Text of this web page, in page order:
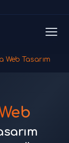
Web Tasarım